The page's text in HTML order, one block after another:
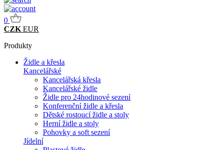
0
CZK EUR
Produkty
Židle a křesla
Kancelářské
Kancelářská křesla
Kancelářské židle
Židle pro 24hodinové sezení
Konferenční židle a křesla
Dětské rostoucí židle a stoly
Herní židle a stoly
Pohovky a soft sezení
Jídelní